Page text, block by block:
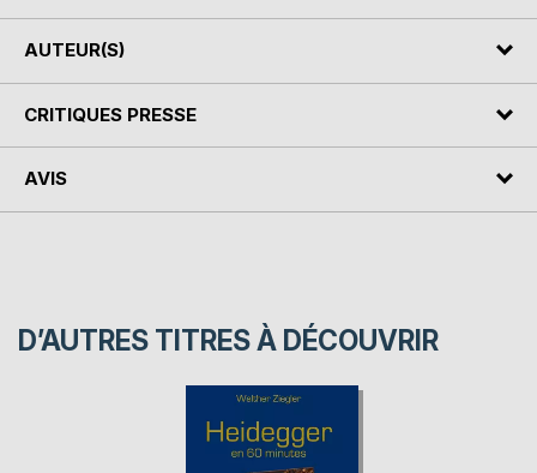
AUTEUR(S)
CRITIQUES PRESSE
AVIS
D’AUTRES TITRES À DÉCOUVRIR